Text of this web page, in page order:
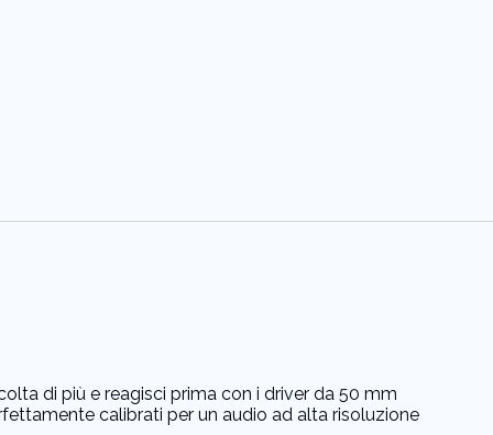
di più e reagisci prima con i driver da 50 mm
calibrati per un audio ad alta risoluzione